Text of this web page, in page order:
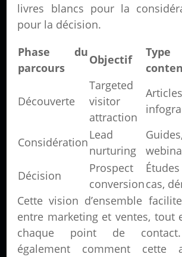
livres blancs pour la
pour la décision.
Phase du
parcours
Objectif
Découverte
Targeted
visitor
attraction
Considération
Lead
nurturing
Guides,
Décision
Prospect
conversioncas,
Cette vision d’ensemble
entre marketing et ventes, tout
chaque point de contact.
également comment cette